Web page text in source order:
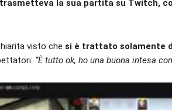
la sua partita su Twitch,
visto che si è trattato solamente
“È tutto ok, ho una buona intesa